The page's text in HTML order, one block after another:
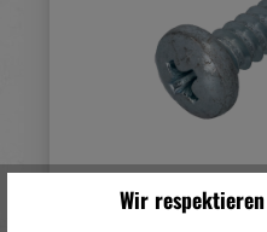
verzinkt, PH3,
Wir